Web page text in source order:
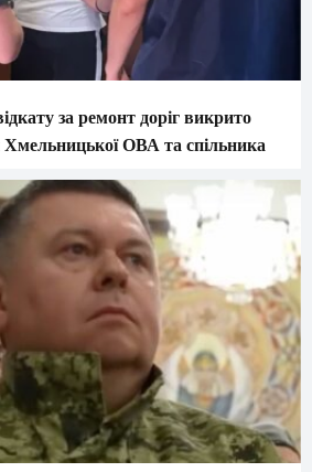
за ремонт доріг викрито
Хмельницької ОВА та спільника